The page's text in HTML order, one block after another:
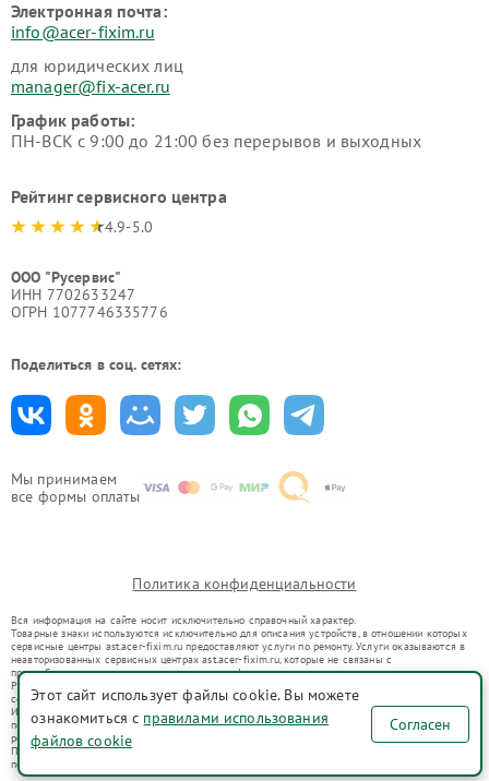
Мы принимаем
все формы оплаты
Электронная почта:
info@acer-fixim.ru
для юридических лиц
manager@fix-acer.ru
График работы:
ПН-ВСК с 9:00 до 21:00 без перерывов и выходных
Рейтинг сервисного центра
4.9-5.0
ООО "Русервис"
ИНН 7702633247
ОГРН 1077746335776
Поделиться в соц. сетях:
Политика конфиденциальности
Вся информация на сайте носит исключительно справочный характер.
Товарные знаки используются исключительно для описания устройств, в отношении которых
сервисные центры ast.acer-fixim.ru предоставляют услуги по ремонту. Услуги оказываются в
неавторизованных сервисных центрах ast.acer-fixim.ru, которые не связаны с
правообладателями товарных знаков или их официальными представителями.
Ремонт осуществляется для устройств, уже введенных в гражданский оборот в соответствии
со статьей 1487 ГК РФ.
Использование товарных знаков не преследует цели индивидуализации услуг или введения
потребителей в заблуждение, а служит для информирования о предоставляемых услугах по
ремонту техники указанных брендов.
Представленная на сайте информация не является публичной офертой, определяемой
положениями Статьи 437(2) Гражданского кодекса РФ
Этот сайт использует файлы cookie. Вы можете
ознакомиться с правилами использования
файлов cookie
Согласен